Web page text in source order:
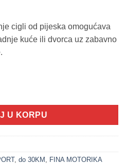
cigli od pijeska omogućava
kuće ili dvorca uz zabavno
cigli od pijeska - DVORAC (DIY
U KORPU
, do 30KM FINA MOTORIKA